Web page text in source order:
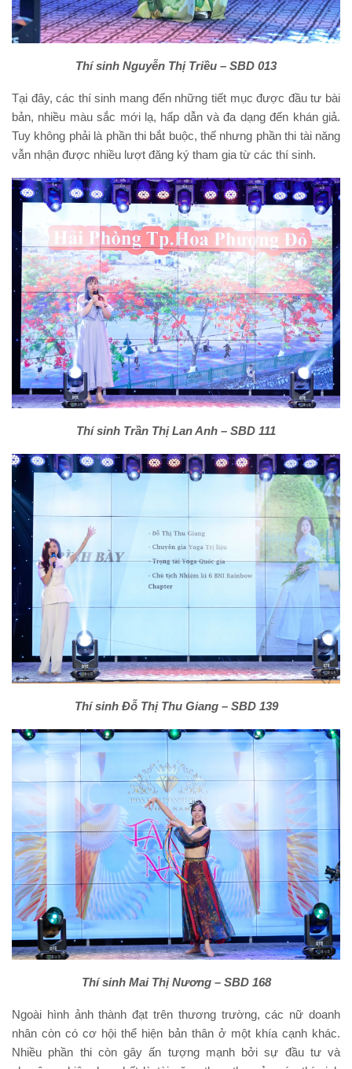
Thí sinh Nguyễn Thị Triều – SBD 013
Tại đây, các thí sinh mang đến những tiết mục được đầu tư bài
bản, nhiều màu sắc mới lạ, hấp dẫn và đa dạng đến khán giả.
Tuy không phải là phần thi bắt buộc, thế nhưng phần thi tài năng
vẫn nhận được nhiều lượt đăng ký tham gia từ các thí sinh.
Thí sinh Trần Thị Lan Anh – SBD 111
Thí sinh Đỗ Thị Thu Giang – SBD 139
Thí sinh Mai Thị Nương – SBD 168
Ngoài hình ảnh thành đạt trên thương trường, các nữ doanh
nhân còn có cơ hội thể hiện bản thân ở một khía cạnh khác.
Nhiều phần thi còn gây ấn tượng mạnh bởi sự đầu tư và